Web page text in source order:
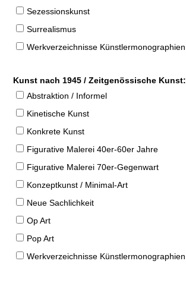
Sezessionskunst
Surrealismus
Werkverzeichnisse Künstlermonographien
Kunst nach 1945 / Zeitgenössische Kunst:
Abstraktion / Informel
Kinetische Kunst
Konkrete Kunst
Figurative Malerei 40er-60er Jahre
Figurative Malerei 70er-Gegenwart
Konzeptkunst / Minimal-Art
Neue Sachlichkeit
Op Art
Pop Art
Werkverzeichnisse Künstlermonographien